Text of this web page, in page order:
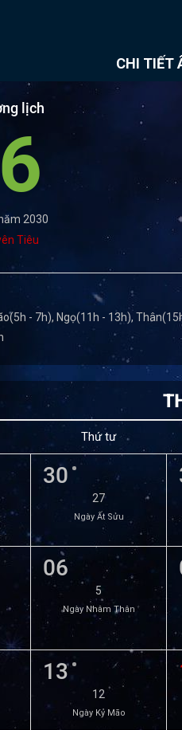
CHI TIẾT
lịch
2030
Tiêu
- 7h), Ngọ(11h - 13h),
Thứ tư
30
27
Ngày Ất Sửu
06
5
Ngày Nhâm Thân
13
12
Ngày Kỷ Mão